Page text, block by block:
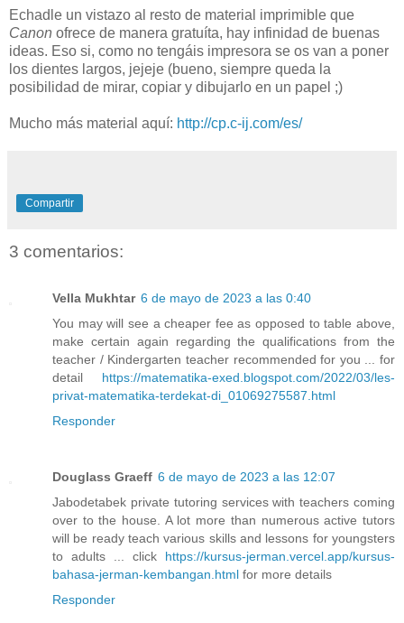
Echadle un vistazo al resto de material imprimible que
Canon ofrece de manera gratuíta, hay infinidad de buenas
ideas. Eso si, como no tengáis impresora se os van a poner
los dientes largos, jejeje (bueno, siempre queda la
posibilidad de mirar, copiar y dibujarlo en un papel ;)
Mucho más material aquí: http://cp.c-ij.com/es/
Compartir
3 comentarios:
Vella Mukhtar 6 de mayo de 2023 a las 0:40
You may will see a cheaper fee as opposed to table above,
make certain again regarding the qualifications from the
teacher / Kindergarten teacher recommended for you ... for
detail https://matematika-exed.blogspot.com/2022/03/les-
privat-matematika-terdekat-di_01069275587.html
Responder
Douglass Graeff 6 de mayo de 2023 a las 12:07
Jabodetabek private tutoring services with teachers coming
over to the house. A lot more than numerous active tutors
will be ready teach various skills and lessons for youngsters
to adults ... click https://kursus-jerman.vercel.app/kursus-
bahasa-jerman-kembangan.html for more details
Responder